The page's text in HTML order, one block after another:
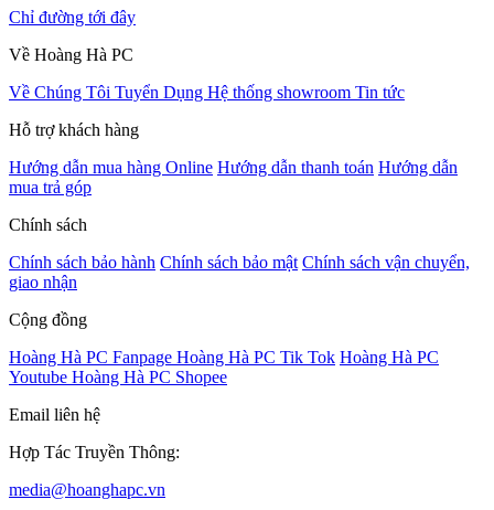
Chỉ đường tới đây
Về Hoàng Hà PC
Về Chúng Tôi Tuyển Dụng Hệ thống showroom Tin tức
Hỗ trợ khách hàng
Hướng dẫn mua hàng Online Hướng dẫn thanh toán Hướng dẫn
mua trả góp
Chính sách
Chính sách bảo hành Chính sách bảo mật Chính sách vận chuyển,
giao nhận
Cộng đồng
Hoàng Hà PC Fanpage Hoàng Hà PC Tik Tok Hoàng Hà PC
Youtube Hoàng Hà PC Shopee
Email liên hệ
Hợp Tác Truyền Thông:
media@hoanghapc.vn